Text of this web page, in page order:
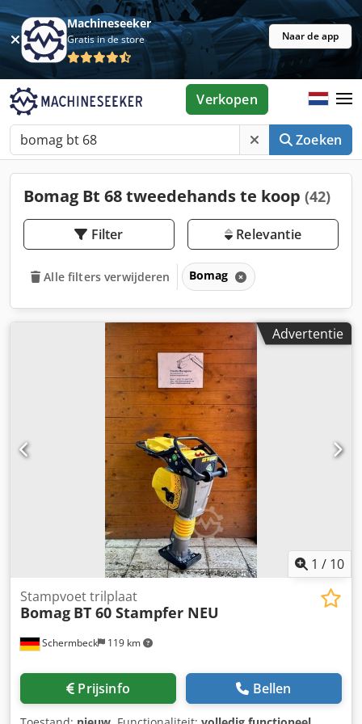
Machineseeker
Gratis in de store Naar de app
Zoeken
Verkopen
Bomag Bt 68 tweedehands te koop (42)
Filter Relevantie
Alle filters verwijderen Bomag
Advertentie
1 / 10
Schermbeck 119 km
Stampvoet trilplaat
Bomag BT 60 Stampfer NEU
Prijsinfo Bellen